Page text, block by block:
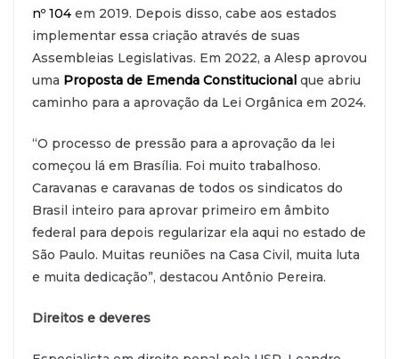
nº 104 em 2019. Depois disso, cabe aos estados
implementar essa criação através de suas
Assembleias Legislativas. Em 2022, a Alesp aprovou
uma Proposta de Emenda Constitucional que abriu
caminho para a aprovação da Lei Orgânica em 2024.
“O processo de pressão para a aprovação da lei
começou lá em Brasília. Foi muito trabalhoso.
Caravanas e caravanas de todos os sindicatos do
Brasil inteiro para aprovar primeiro em âmbito
federal para depois regularizar ela aqui no estado de
São Paulo. Muitas reuniões na Casa Civil, muita luta
e muita dedicação”, destacou Antônio Pereira.
Direitos e deveres